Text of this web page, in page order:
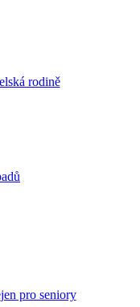
rodině
pro seniory